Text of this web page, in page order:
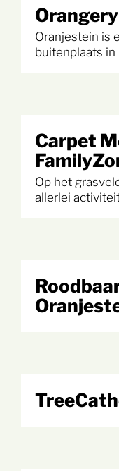
Oranjestein is
buitenplaats
Carpet
Op het
allerlei